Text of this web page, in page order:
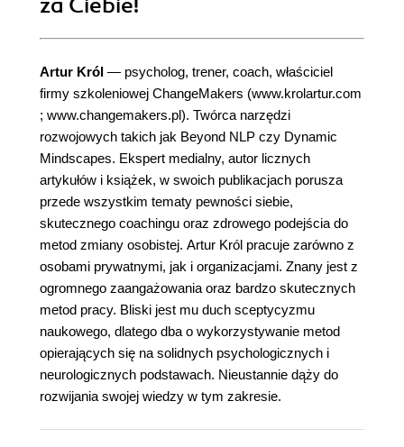
za Ciebie!
Artur Król — psycholog, trener, coach, właściciel
firmy szkoleniowej ChangeMakers (www.krolartur.com
; www.changemakers.pl). Twórca narzędzi
rozwojowych takich jak Beyond NLP czy Dynamic
Mindscapes. Ekspert medialny, autor licznych
artykułów i książek, w swoich publikacjach porusza
przede wszystkim tematy pewności siebie,
skutecznego coachingu oraz zdrowego podejścia do
metod zmiany osobistej. Artur Król pracuje zarówno z
osobami prywatnymi, jak i organizacjami. Znany jest z
ogromnego zaangażowania oraz bardzo skutecznych
metod pracy. Bliski jest mu duch sceptycyzmu
naukowego, dlatego dba o wykorzystywanie metod
opierających się na solidnych psychologicznych i
neurologicznych podstawach. Nieustannie dąży do
rozwijania swojej wiedzy w tym zakresie.